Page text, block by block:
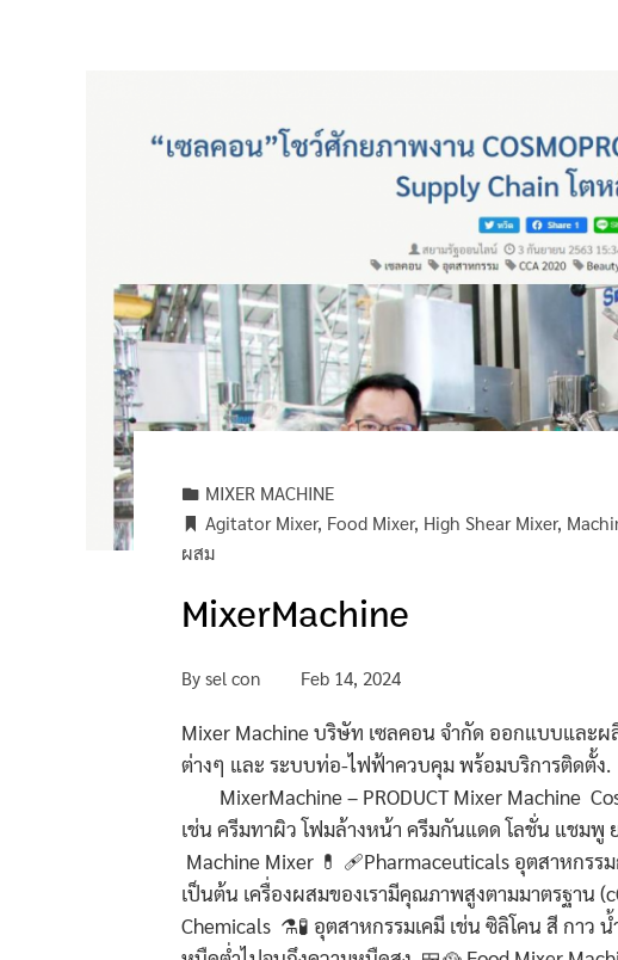
MIXER MACHINE
Agitator Mixer, Food Mixer, High Shear Mixer,
ผสม
MixerMachine
Bysel con Feb 14, 2024
Mixer Machine บริษัท เซลคอน จำกัด ออกแบบและ
ต่างๆ และ ระบบท่อ-ไฟฟ้าคว
MixerMachine – PRODUCT Mixer Machine
เช่น ครีมทาผิว โฟมล้างหน้า ครีมกันแดด โลชั่น แชมพู
Machine Mixer 💊 🩹Pharmaceuticals อุตสาหกรร
เป็นต้น เครื่องผสมของเรามีคุณภาพสูงตามมาตรฐาน
Chemicals ⚗️🧪 อุตสาหกรรมเคมี เช่น ซิลิโคน สี กาว